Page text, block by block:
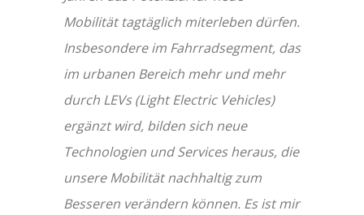
Mobilität tagtäglich miterleben dürfen.
Insbesondere im Fahrradsegment, das
im urbanen Bereich mehr und mehr
durch LEVs (Light Electric Vehicles)
ergänzt wird, bilden sich neue
Technologien und Services heraus, die
unsere Mobilität nachhaltig zum
Besseren verändern können. Es ist mir